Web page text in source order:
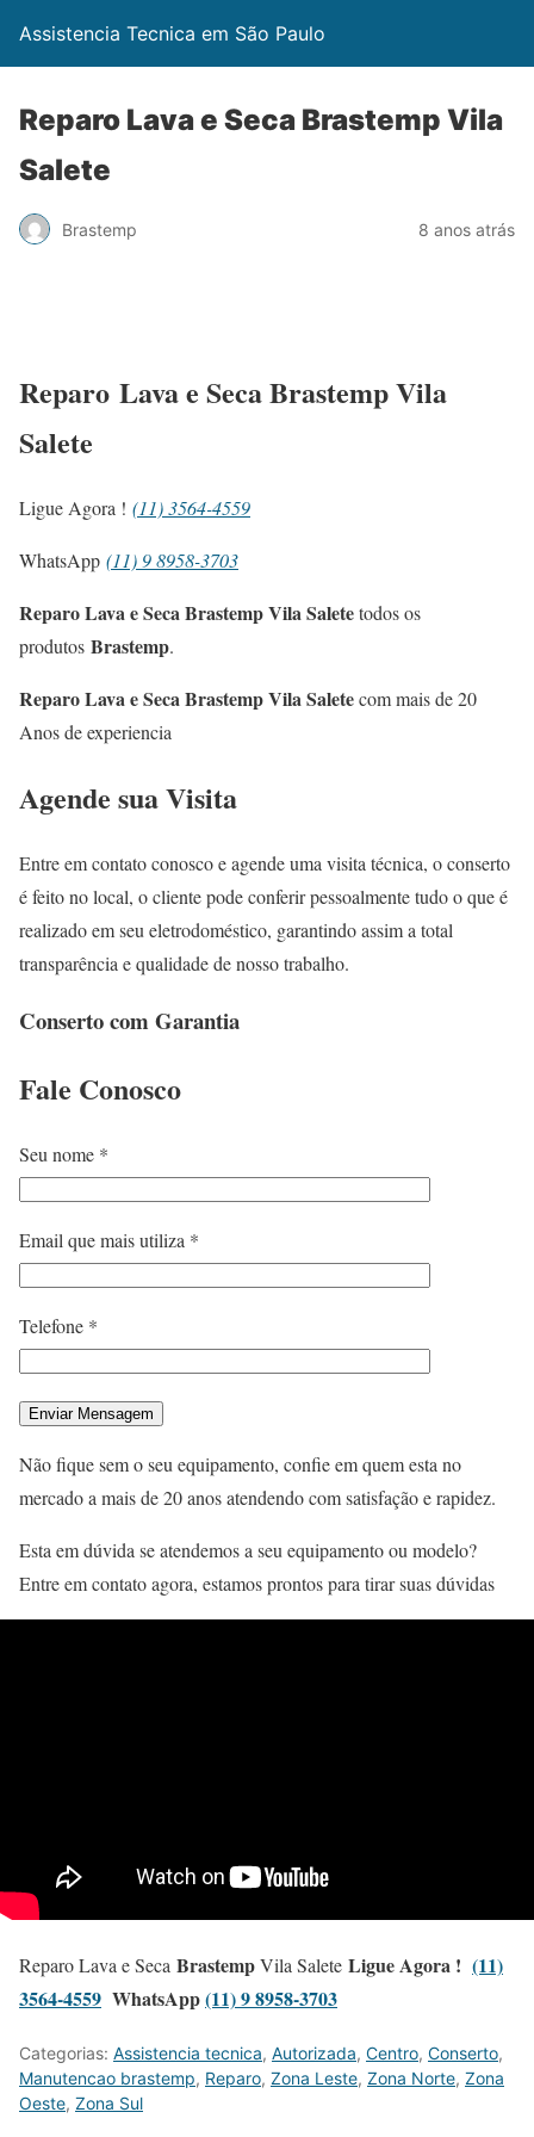
Assistencia Tecnica em São Paulo
Reparo Lava e Seca Brastemp Vila
Salete
Brastemp 8 anos atrás
Reparo Lava e Seca Brastemp Vila
Salete
Ligue Agora ! (11) 3564-4559
WhatsApp (11) 9 8958-3703
Reparo Lava e Seca Brastemp Vila Saletetodos os
produtos Brastemp.
Reparo Lava e Seca Brastemp Vila Saletecom mais de 20
Anos de experiencia
Agende sua Visita
Entre em contato conosco e agende uma visita técnica, o conserto
é feito no local, o cliente pode conferir pessoalmente tudo o que é
realizado em seu eletrodoméstico, garantindo assim a total
transparência e qualidade de nosso trabalho.
Conserto com Garantia
Fale Conosco
Seu nome *
Email que mais utiliza *
Telefone *
Não fique sem o seu equipamento, confie em quem esta no
mercado a mais de 20 anos atendendo com satisfação e rapidez.
Esta em dúvida se atendemos a seu equipamento ou modelo?
Entre em contato agora, estamos prontos para tirar suas dúvidas
Reparo Lava e Seca BrastempVila Salete Ligue Agora ! (11)
3564-4559 WhatsApp(11) 9 8958-3703
Categorias: Assistencia tecnica, Autorizada, Centro, Conserto,
Manutencao brastemp, Reparo, Zona Leste, Zona Norte, Zona
Oeste, Zona Sul